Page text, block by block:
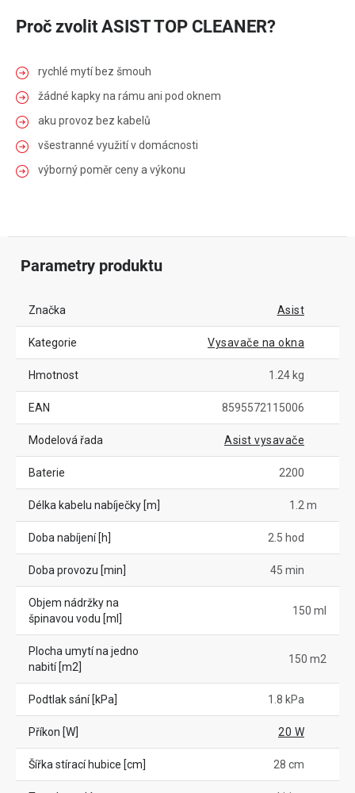
Proč zvolit ASIST TOP CLEANER?
rychlé mytí bez šmouh
žádné kapky na rámu ani pod oknem
aku provoz bez kabelů
všestranné využití v domácnosti
výborný poměr ceny a výkonu
Parametry produktu
Značka Asist
Kategorie Vysavače na okna
Hmotnost 1.24 kg
EAN 8595572115006
Modelová řada Asist vysavače
Baterie 2200
Délka kabelu nabíječky [m] 1.2 m
Doba nabíjení [h] 2.5 hod
Doba provozu [min] 45 min
Objem nádržky na
špinavou vodu [ml]
150 ml
Plocha umytí na jedno
nabití [m2]
150 m2
Podtlak sání [kPa] 1.8 kPa
Příkon [W] 20 W
Šířka stírací hubice [cm] 28 cm